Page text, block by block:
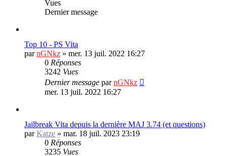
Vues
Dernier message
Top 10 - PS Vita
parnGNkz » mer. 13 juil. 2022 16:27
0 Réponses
3242 Vues
Dernier message parnGNkz
mer. 13 juil. 2022 16:27
Jailbreak Vita depuis la dernière MAJ 3.74 (et questions)
parKatze » mar. 18 juil. 2023 23:19
0 Réponses
3235 Vues